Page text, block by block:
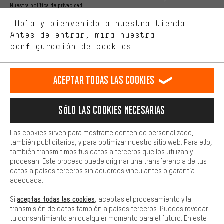
Nuestra política de privacidad
Idioma"
español
ES english Deutsch
RESCINDIR EL CONTRATO Comunidad de Aquisgrán Programa de afiliados
Aviso Legal Protección de datos Condiciones Generales
Plataforma de reportes Reciclaje de baterias
Configuración de las cookies Ajusta el contraste
Todos los precios indicados son en euros e sin MwSt, más
gastos de envío aEstados Unidos.
¡Hola y bienvenido a nuestra tienda!
Antes de entrar, mira nuestra
configuración de cookies.
tienda. Con las cookies de rendimiento, puedes influir en la mejora
de nuestro sitio web y nuestra oferta de la tienda con tu
comportamiento de compra.
Más confort
cookies de comodidad, creamos enlaces a plataformas de redes
sociales. Esto nos permite proporcionarle más contenido e
adicionales que le ayudarán a encontrar los productos adecuados.
preguntas de forma rápida y sencilla.
Básica
Las cookies básicas aseguran que puedas usar nuestro sitio web.
Aceptar todas las cookies
Sólo las cookies necesarias
Las cookies sirven para mostrarte contenido personalizado,
también publicitarios, y para optimizar nuestro sitio web. Para ello,
también transmitimos tus datos a terceros que los utilizan y
procesan. Este proceso puede originar una transferencia de tus
datos a países terceros sin acuerdos vinculantes o garantía
adecuada.
Si aceptas todas las cookies , aceptas el procesamiento y la
transmisión de datos también a países terceros. Puedes revocar
tu consentimiento en cualquier momento para el futuro. En este